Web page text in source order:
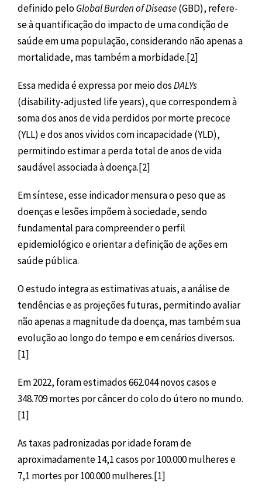
definido peloGlobal Burden of Disease(GBD), refere-
se à quantificação do impacto de uma condição de
saúde em uma população, considerando não apenas a
mortalidade, mas também a morbidade.[2]
Essa medida é expressa por meio dosDALYs
(disability-adjusted life years), que correspondem à
soma dos anos de vida perdidos por morte precoce
(YLL) e dos anos vividos com incapacidade (YLD),
permitindo estimar a perda total de anos de vida
saudável associada à doença.[2]
Em síntese, esse indicador mensura o peso que as
doenças e lesões impõem à sociedade, sendo
fundamental para compreender o perfil
epidemiológico e orientar a definição de ações em
saúde pública.
O estudo integra as estimativas atuais, a análise de
tendências e as projeções futuras, permitindo avaliar
não apenas a magnitude da doença, mas também sua
evolução ao longo do tempo e em cenários diversos.
[1]
Em 2022, foram estimados 662.044 novos casos e
348.709 mortes por câncer do colo do útero no mundo.
[1]
As taxas padronizadas por idade foram de
aproximadamente 14,1 casos por 100.000 mulheres e
7,1 mortes por 100.000 mulheres.[1]